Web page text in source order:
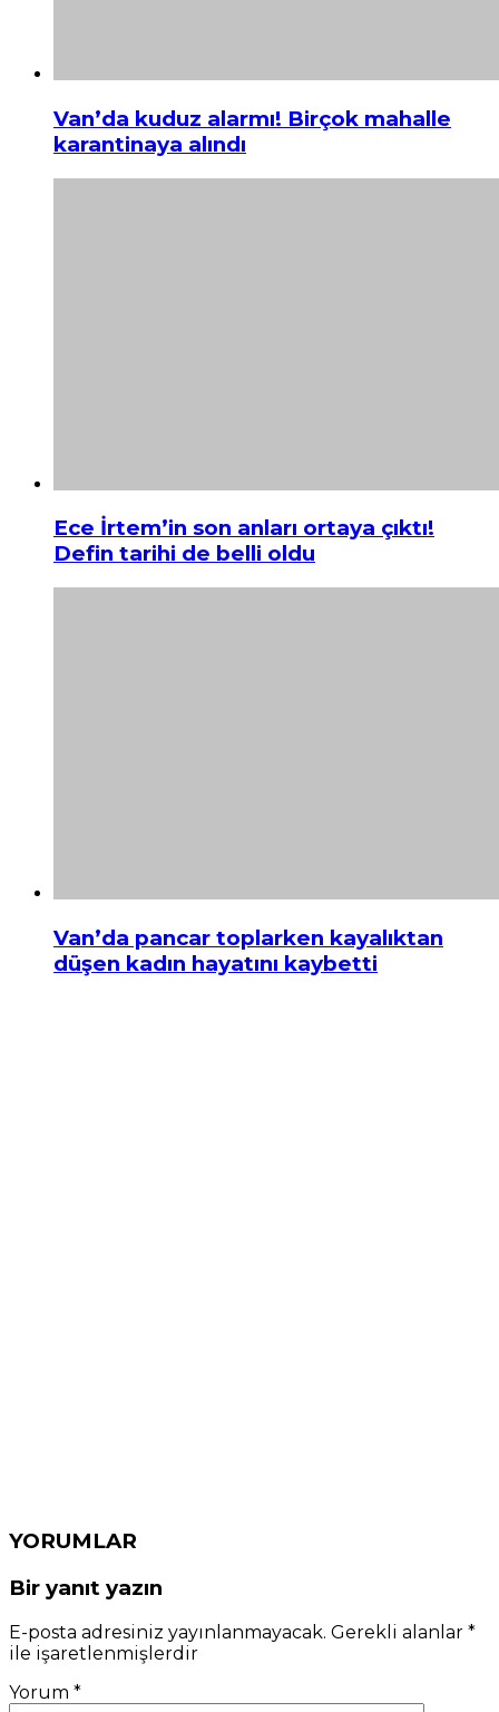
Van’da kuduz alarmı! Birçok mahalle
karantinaya alındı
Ece İrtem’in son anları ortaya çıktı!
Defin tarihi de belli oldu
Van’da pancar toplarken kayalıktan
düşen kadın hayatını kaybetti
YORUMLAR
Bir yanıt yazın
E-posta adresiniz yayınlanmayacak. Gerekli alanlar *
ile işaretlenmişlerdir
Yorum *